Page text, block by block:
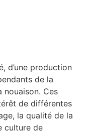
d’une production
de la
Ces
de différentes
la qualité de la
culture de